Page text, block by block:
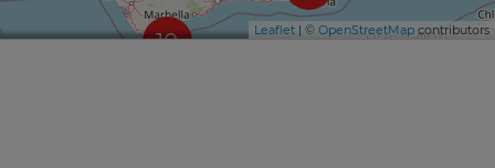
10 Leaflet | © OpenStreetMap contributors